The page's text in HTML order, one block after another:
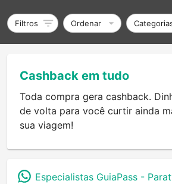
Filtros Ordenar
Cashback em tudo
Toda compra gera cashback.
de volta para você curtir ainda
sua viagem!
Especialistas GuiaPass -